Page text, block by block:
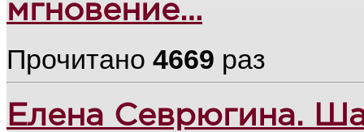
мгновение…
Прочитано 4669 раз
Елена Севрюгина.